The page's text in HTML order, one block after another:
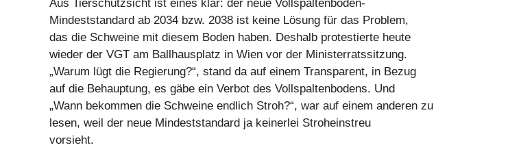
Aus Tierschutzsicht ist eines klar: der neue Vollspaltenboden-
Mindeststandard ab 2034 bzw. 2038 ist keine Lösung für das Problem,
das die Schweine mit diesem Boden haben. Deshalb protestierte heute
wieder der VGT am Ballhausplatz in Wien vor der Ministerratssitzung.
„Warum lügt die Regierung?“, stand da auf einem Transparent, in Bezug
auf die Behauptung, es gäbe ein Verbot des Vollspaltenbodens. Und
„Wann bekommen die Schweine endlich Stroh?“, war auf einem anderen zu
lesen, weil der neue Mindeststandard ja keinerlei Stroheinstreu
vorsieht.